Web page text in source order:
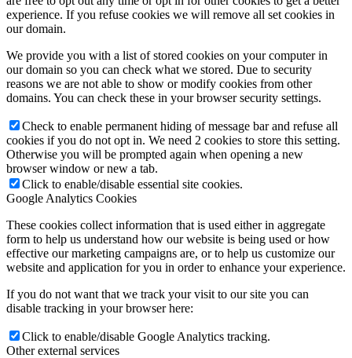
experience. If you refuse cookies we will remove all set cookies in
our domain.
We provide you with a list of stored cookies on your computer in
our domain so you can check what we stored. Due to security
reasons we are not able to show or modify cookies from other
domains. You can check these in your browser security settings.
Check to enable permanent hiding of message bar and refuse all
cookies if you do not opt in. We need 2 cookies to store this setting.
Otherwise you will be prompted again when opening a new
browser window or new a tab.
Click to enable/disable essential site cookies.
Google Analytics Cookies
These cookies collect information that is used either in aggregate
form to help us understand how our website is being used or how
effective our marketing campaigns are, or to help us customize our
website and application for you in order to enhance your experience.
If you do not want that we track your visit to our site you can
disable tracking in your browser here:
Click to enable/disable Google Analytics tracking.
Other external services